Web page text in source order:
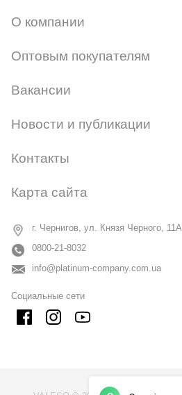
О компании
Оптовым покупателям
Вакансии
Новости и публикации
Контакты
Карта сайта
г. Чернигов, ул. Князя Черного, 11А
0800-21-8032
info@platinum-company.com.ua
Социальные сети